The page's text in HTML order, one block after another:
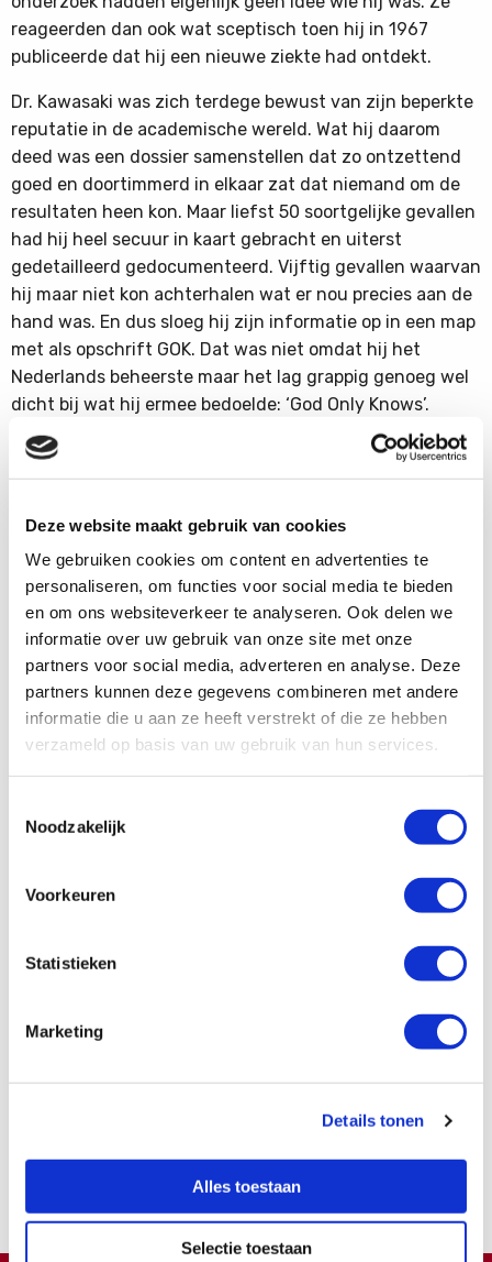
Deze website maakt gebruik van cookies
We gebruiken cookies om content en advertenties te
personaliseren, om functies voor social media te bieden
en om ons websiteverkeer te analyseren. Ook delen we
informatie over uw gebruik van onze site met onze
partners voor social media, adverteren en analyse. Deze
partners kunnen deze gegevens combineren met andere
informatie die u aan ze heeft verstrekt of die ze hebben
verzameld op basis van uw gebruik van hun services.
Noodzakelijk
Voorkeuren
Statistieken
Marketing
Details tonen
Alles toestaan
Selectie toestaan
reageerden dan ook wat sceptisch toen hij in 1967
publiceerde dat hij een nieuwe ziekte had ontdekt.
Dr. Kawasaki was zich terdege bewust van zijn beperkte
reputatie in de academische wereld. Wat hij daarom
deed was een dossier samenstellen dat zo ontzettend
goed en doortimmerd in elkaar zat dat niemand om de
resultaten heen kon. Maar liefst 50 soortgelijke gevallen
had hij heel secuur in kaart gebracht en uiterst
gedetailleerd gedocumenteerd. Vijftig gevallen waarvan
hij maar niet kon achterhalen wat er nou precies aan de
hand was. En dus sloeg hij zijn informatie op in een map
met als opschrift GOK. Dat was niet omdat hij het
Nederlands beheerste maar het lag grappig genoeg wel
dicht bij wat hij ermee bedoelde: ‘God Only Knows’.
Uiteindelijk kon niemand om de resultaten van zijn
onderzoek heen en verwierf hij toch de belangrijke
Ondertussen is er geen kinderarts of vasculitisexpert ter
wereld die hem niet kent.
Hijzelf gaf het ziektebeeld indertijd de naam
MucocutaanLymfeklierSyndroom. Deze naam komt
voort uit de klinische verschijnselen. De ziekte
veroorzaakt namelijk ontsteking van het mondslijmvlies
mucus= slijm), huiduitslag (cutis = huid), en zwellingen
van de lymfeklieren.
bijzondere dokter.
Expertise